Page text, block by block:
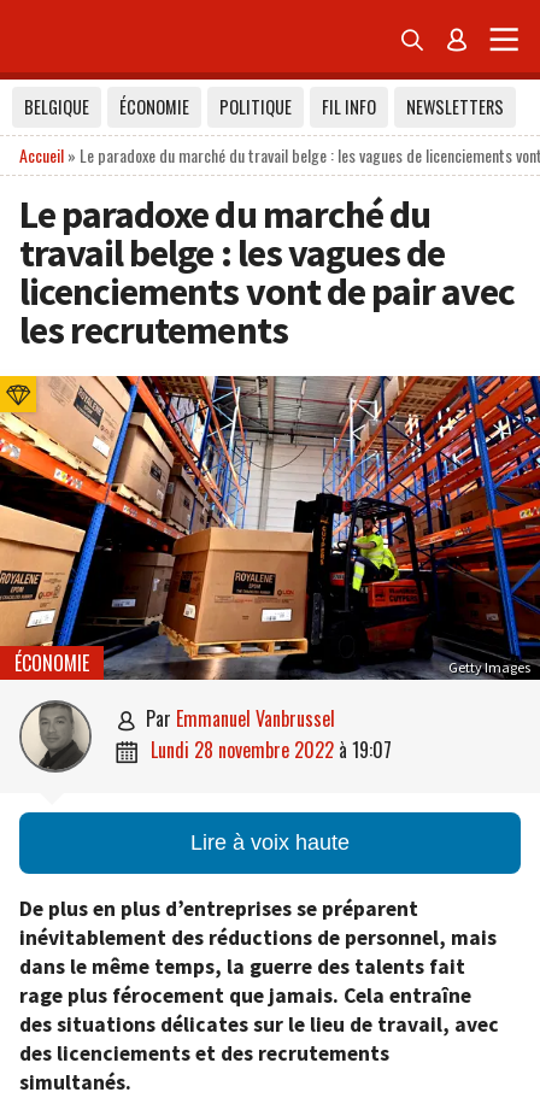
 
BELGIQUE ÉCONOMIE POLITIQUE FIL INFO
NEWSLETTERS
Accueil» Le paradoxe du marché du travail belge : les vagues de licenciements
Le paradoxe du marché du
travail belge : les vagues de
licenciements vont de pair avec
les recrutements
Getty Images
ÉCONOMIE
 par Emmanuel Vanbrussel
 lundi 28 novembre 2022 à 19:07
Lire à voix haute
De plus en plus d’entreprises se préparent
inévitablement des réductions de personnel, mais
dans le même temps, la guerre des talents fait
rage plus férocement que jamais. Cela entraîne
des situations délicates sur le lieu de travail, avec
des licenciements et des recrutements
simultanés.